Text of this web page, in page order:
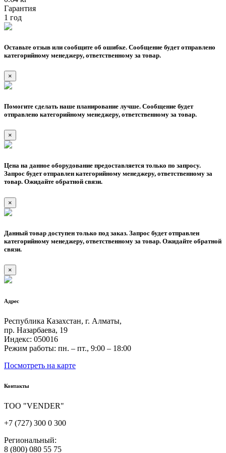
Гарантия
1 год
Оставьте отзыв или сообщите об ошибке. Сообщение будет отправлено
категорийному менеджеру, ответственному за товар.
×
Помогите сделать наше планирование лучше. Сообщение будет
отправлено категорийному менеджеру, ответственному за товар.
×
Цена на данное оборудование предоставляется только по запросу.
Запрос будет отправлен категорийному менеджеру, ответственному за
товар. Ожидайте обратной связи.
×
Данный товар доступен только под заказ. Запрос будет отправлен
категорийному менеджеру, ответственному за товар. Ожидайте обратной
связи.
×
Адрес
Республика Казахстан, г. Алматы,
пр. Назарбаева, 19
Индекс: 050016
Режим работы: пн. – пт., 9:00 – 18:00
Посмотреть на карте
Контакты
ТОО "VENDER"
+7 (727) 300 0 300
Региональный:
8 (800) 080 55 75